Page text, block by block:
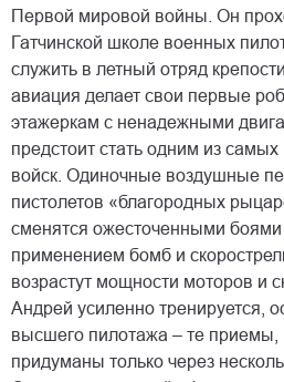
Первой мировой войны. Он
Гатчинской школе военных
служить в летный отряд
авиация делает свои первые
этажеркам с ненадежными
предстоит стать одним из
войск. Одиночные воздушные
пистолетов «благородных
сменятся ожесточенными боями
применением бомб и
возрастут мощности моторов и
Андрей усиленно тренируется,
высшего пилотажа – те приемы,
придуманы только через